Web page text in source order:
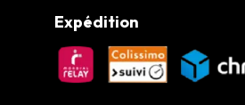
Expédition